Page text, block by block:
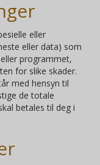
eller
eller data) som
programmet,
for slike skader.
med hensyn til
de totale
betales til deg i